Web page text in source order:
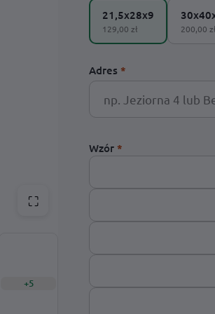
Podświetlany numer domu KML LED 30 x 20 cm
Skrzynka pocztowa Cubox – antracyt
⛶
+5
21,5x28x9
129,00 zł 200,00 zł
Adres *
Wzór *